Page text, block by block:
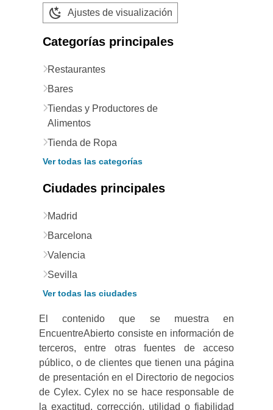
Ajustes de visualización
Categorías principales
Restaurantes
Bares
Tiendas y Productores de
Alimentos
Tienda de Ropa
Ver todas las categorías
Ciudades principales
Madrid
Barcelona
Valencia
Sevilla
Ver todas las ciudades
El contenido que se muestra en
EncuentreAbierto consiste en información de
terceros, entre otras fuentes de acceso
público, o de clientes que tienen una página
de presentación en el Directorio de negocios
de Cylex. Cylex no se hace responsable de
la exactitud, corrección, utilidad o fiabilidad